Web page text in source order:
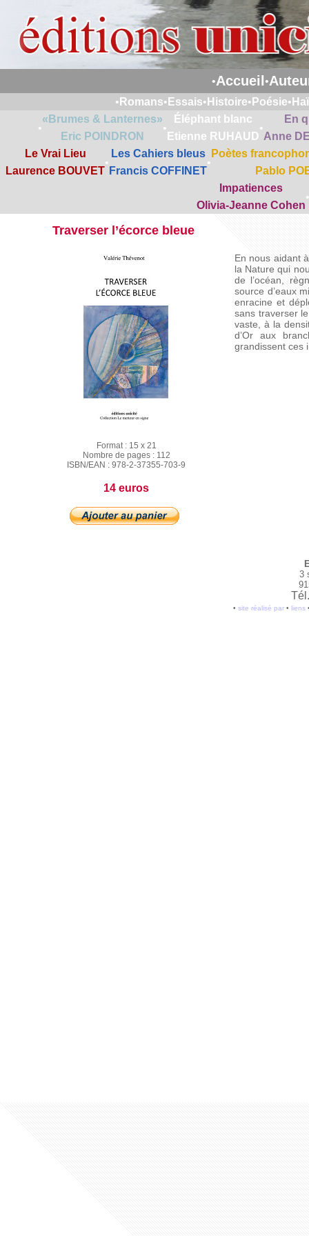
•Accueil •
• Romans• Essais• Histoire• Poésie•
•
«Brumes & Lanternes»
Eric POINDRON
•
Éléphant blanc
Etienne RUHAUD
•
En
Anne
Le Vrai Lieu
Laurence BOUVET
•
Les Cahiers bleus
Francis COFFINET
•
Poètes
Pablo
Impatiences
Olivia-Jeanne Cohen
•
Traverser l’écorce bleue
Format : 15 x 21
Nombre de pages : 112
ISBN/EAN : 978-2-37355-703-9
14 euros
En nous aidant
la Nature qui
de l’océan,
source d’eaux
enracine et
sans traverser
vaste, à la
d’Or aux
grandissent ces
3
• site réalisé par• liens